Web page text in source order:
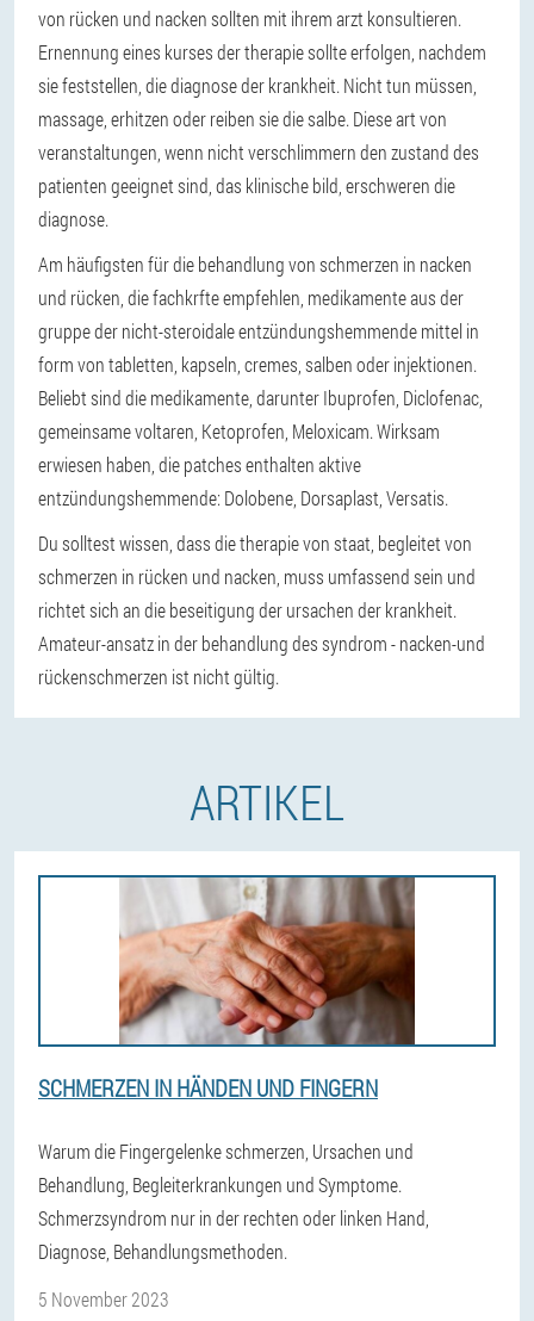
von rücken und nacken sollten mit ihrem arzt konsultieren.
Ernennung eines kurses der therapie sollte erfolgen, nachdem
sie feststellen, die diagnose der krankheit. Nicht tun müssen,
massage, erhitzen oder reiben sie die salbe. Diese art von
veranstaltungen, wenn nicht verschlimmern den zustand des
patienten geeignet sind, das klinische bild, erschweren die
diagnose.
Am häufigsten für die behandlung von schmerzen in nacken
und rücken, die fachkrfte empfehlen, medikamente aus der
gruppe der nicht-steroidale entzündungshemmende mittel in
form von tabletten, kapseln, cremes, salben oder injektionen.
Beliebt sind die medikamente, darunter Ibuprofen, Diclofenac,
gemeinsame voltaren, Ketoprofen, Meloxicam. Wirksam
erwiesen haben, die patches enthalten aktive
entzündungshemmende: Dolobene, Dorsaplast, Versatis.
Du solltest wissen, dass die therapie von staat, begleitet von
schmerzen in rücken und nacken, muss umfassend sein und
richtet sich an die beseitigung der ursachen der krankheit.
Amateur-ansatz in der behandlung des syndrom - nacken-und
rückenschmerzen ist nicht gültig.
ARTIKEL
SCHMERZEN IN HÄNDEN UND FINGERN
Warum die Fingergelenke schmerzen, Ursachen und
Behandlung, Begleiterkrankungen und Symptome.
Schmerzsyndrom nur in der rechten oder linken Hand,
Diagnose, Behandlungsmethoden.
5 November 2023